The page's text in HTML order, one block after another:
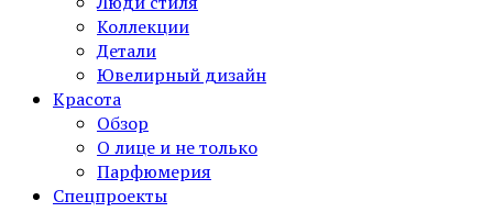
Коллекции
Детали
Ювелирный дизайн
Красота
Обзор
О лице и не только
Парфюмерия
Спецпроекты